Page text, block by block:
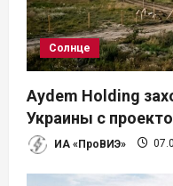
Солнце
Aydem Holding
Украины с
ИА «ПроВИЭ»